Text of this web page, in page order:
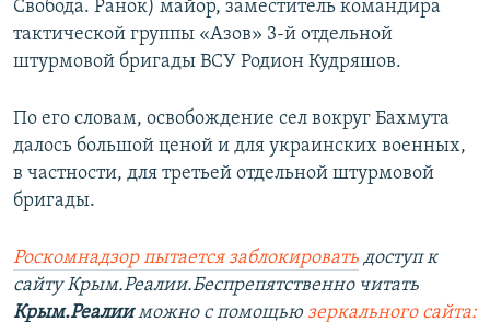
Свобода. Ранок) майор, заместитель командира
тактической группы «Азов» 3-й отдельной
штурмовой бригады ВСУ Родион Кудряшов.
По его словам, освобождение сел вокруг Бахмута
далось большой ценой и для украинских военных,
в частности, для третьей отдельной штурмовой
бригады.
Роскомнадзор пытается заблокировать доступ к
сайту Крым.Реалии.Беспрепятственно читать
Крым.Реалииможно с помощью зеркального сайта: